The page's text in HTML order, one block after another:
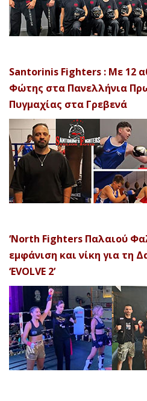
Santorinis Fighters : Με 12
Φώτης στα Πανελλήνια
Πυγμαχίας στα Γρεβενά
‘North Fighters Παλαιού
εμφάνιση και νίκη για τη
‘EVOLVE 2’